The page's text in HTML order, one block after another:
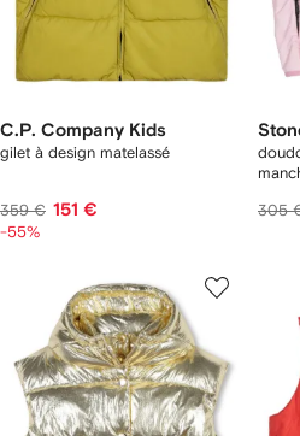
C.P. Company Kids
gilet à design matelassé
359 € 151 €
-55%
305